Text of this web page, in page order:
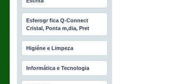
Esferogr fica Q-Connect
Cristal, Ponta m‚dia, Pret
Higiéne e Limpeza
Informática e Tecnologia